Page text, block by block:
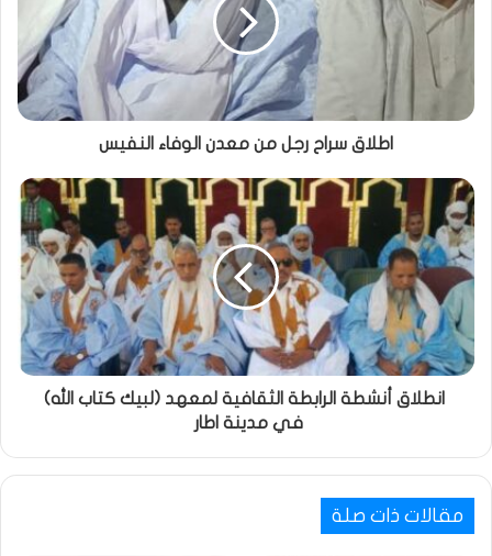
اطلاق سراح رجل من معدن الوفاء النفيس
انطلاق أنشطة الرابطة الثقافية لمعهد (لبيك كتاب الله)
في مدينة اطار
مقالات ذات صلة